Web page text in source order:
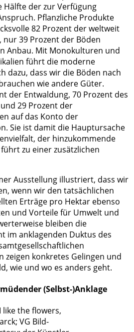
Hälfte der zur Verfügung
Pflanzliche Produkte
82 Prozent der weltweit
39 Prozent der Böden
Anbau. Mit Monokulturen und
führt die moderne
dazu, dass wir die Böden nach
wie andere Güter.
der Entwaldung, 70 Prozent des
29 Prozent der
auf das Konto der
Sie ist damit die Hauptursache
der hinzukommende
zu einer zusätzlichen
Ausstellung illustriert, dass wir
wenn wir den tatsächlichen
Erträge pro Hektar ebenso
und Vorteile für Umwelt und
bleiben die
im anklagenden Duktus des
zeigen konkretes Gelingen und
wie und wo es anders geht.
(Selbst-)Anklage